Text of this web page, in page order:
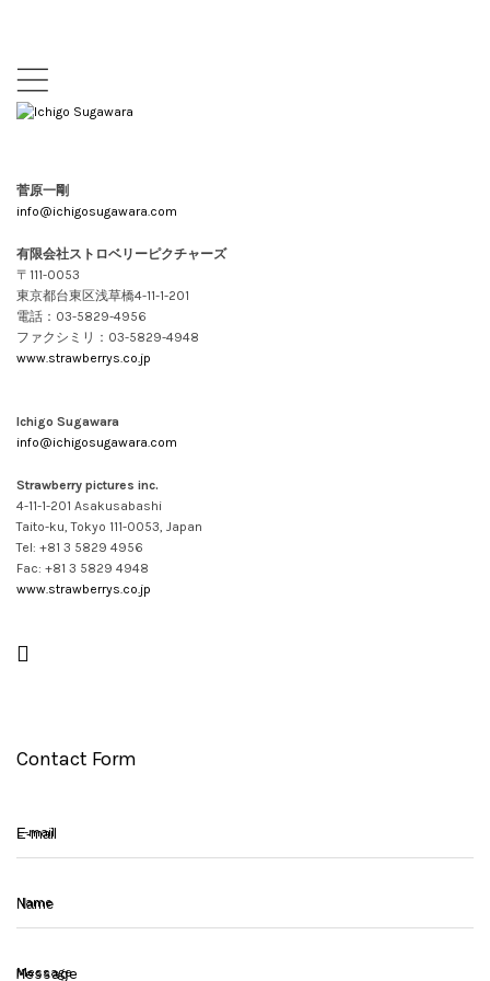
,
菅原一剛
info@ichigosugawara.com
有限会社ストロベリーピクチャーズ
〒111-0053
東京都台東区浅草橋4-11-1-201
電話：03-5829-4956
ファクシミリ：03-5829-4948
www.strawberrys.co.jp
Ichigo Sugawara
info@ichigosugawara.com
Strawberry pictures inc.
4-11-1-201 Asakusabashi
Taito-ku, Tokyo 111-0053, Japan
Tel: +81 3 5829 4956
Fac: +81 3 5829 4948
www.strawberrys.co.jp
Contact Form
E-mail
Name
Message